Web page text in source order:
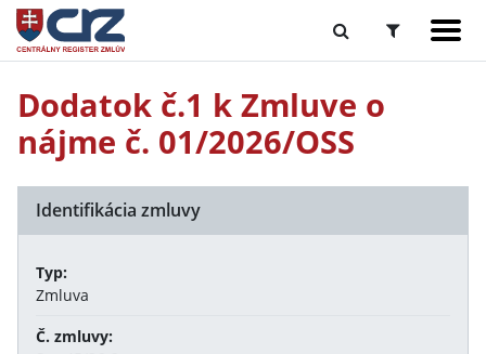
Dodatok č.1 k Zmluve o
nájme č. 01/2026/OSS
Identifikácia zmluvy
Typ:
Zmluva
Č. zmluvy: